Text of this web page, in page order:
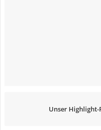
Unser